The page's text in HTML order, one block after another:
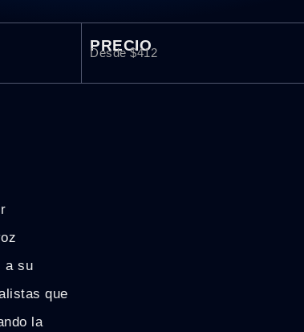
PRECIO
Desde $412
a su
que
la